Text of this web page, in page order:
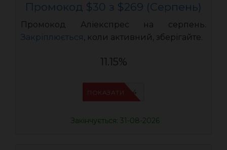
Промокод $30 з $269 (Серпень)
Промокод Аліекспрес на серпень.
Закріплюється, коли активний, зберігайте.
11.15%
IFPDMDL4
ПОКАЗАТИ
Закінчується: 31-08-2026